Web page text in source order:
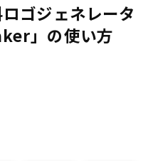
ゴジェネレータ
」の使い方